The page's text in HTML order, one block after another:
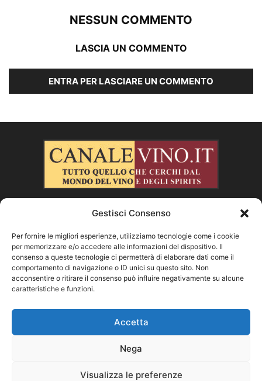
NESSUN COMMENTO
LASCIA UN COMMENTO
ENTRA PER LASCIARE UN COMMENTO
CHI SIAMO
SEGUICI
Facebook
Vimeo
©
Gestisci Consenso
Per fornire le migliori esperienze, utilizziamo tecnologie come i cookie
per memorizzare e/o accedere alle informazioni del dispositivo. Il
consenso a queste tecnologie ci permetterà di elaborare dati come il
comportamento di navigazione o ID unici su questo sito. Non
acconsentire o ritirare il consenso può influire negativamente su alcune
caratteristiche e funzioni.
Accetta
Nega
Visualizza le preferenze